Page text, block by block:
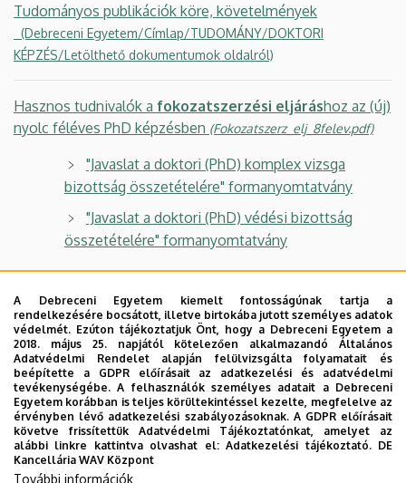
Tudományos publikációk köre, követelmények
(Debreceni Egyetem/Címlap/TUDOMÁNY/DOKTORI
KÉPZÉS/Letölthető dokumentumok oldalról)
Hasznos tudnivalók a fokozatszerzési eljáráshoz az (új)
nyolc féléves PhD képzésben (Fokozatszerz_elj_8felev.pdf)
"Javaslat a doktori (PhD) komplex vizsga
bizottság összetételére" formanyomtatvány
"Javaslat a doktori (PhD) védési bizottság
összetételére" formanyomtatvány
Hasznos tudnivalók afokozatszerzési eljáráshoz a
(régi) hat féléves PhD képzésben
(Fokozatszerz_elj_6felev.pdf)
"Javaslat a doktori (PhD) szigorlati bizottság
összetételére" formanyomtatvány
"Javaslat a doktori (PhD) védési bizottság
A Debreceni Egyetem kiemelt fontosságúnak tartja a
rendelkezésére bocsátott, illetve birtokába jutott személyes adatok
védelmét. Ezúton tájékoztatjuk Önt, hogy a Debreceni Egyetem a
2018. május 25. napjától kötelezően alkalmazandó Általános
Adatvédelmi Rendelet alapján felülvizsgálta folyamatait és
beépítette a GDPR előírásait az adatkezelési és adatvédelmi
tevékenységébe. A felhasználók személyes adatait a Debreceni
Egyetem korábban is teljes körültekintéssel kezelte, megfelelve az
érvényben lévő adatkezelési szabályozásoknak. A GDPR előírásait
követve frissítettük Adatvédelmi Tájékoztatónkat, amelyet az
alábbi linkre kattintva olvashat el:Adatkezelési tájékoztató. DE
Kancellária WAV Központ
További információk